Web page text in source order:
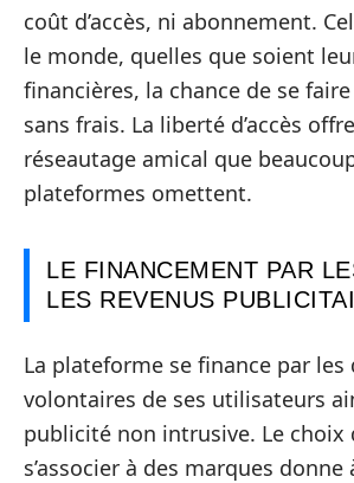
coût d’accès, ni abonnement.
le monde, quelles que soient
financières, la chance de se
sans frais. La liberté d’accès
réseautage amical que
plateformes omettent.
LE FINANCEMENT PAR
LES REVENUS
La plateforme se finance par les
volontaires de ses utilisateurs
publicité non intrusive. Le choix
s’associer à des marques donne